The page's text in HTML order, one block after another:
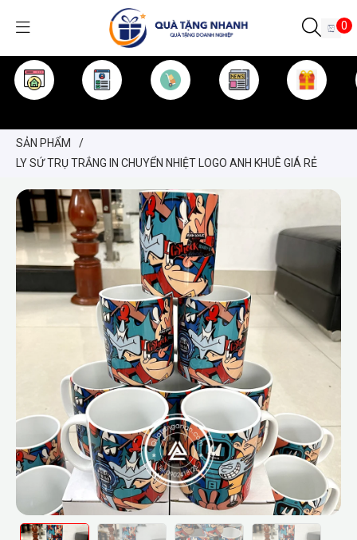
0
SẢN PHẨM
/
LY SỨ TRỤ TRẮNG IN CHUYỂN NHIỆT LOGO ANH KHUÊ GIÁ RẺ